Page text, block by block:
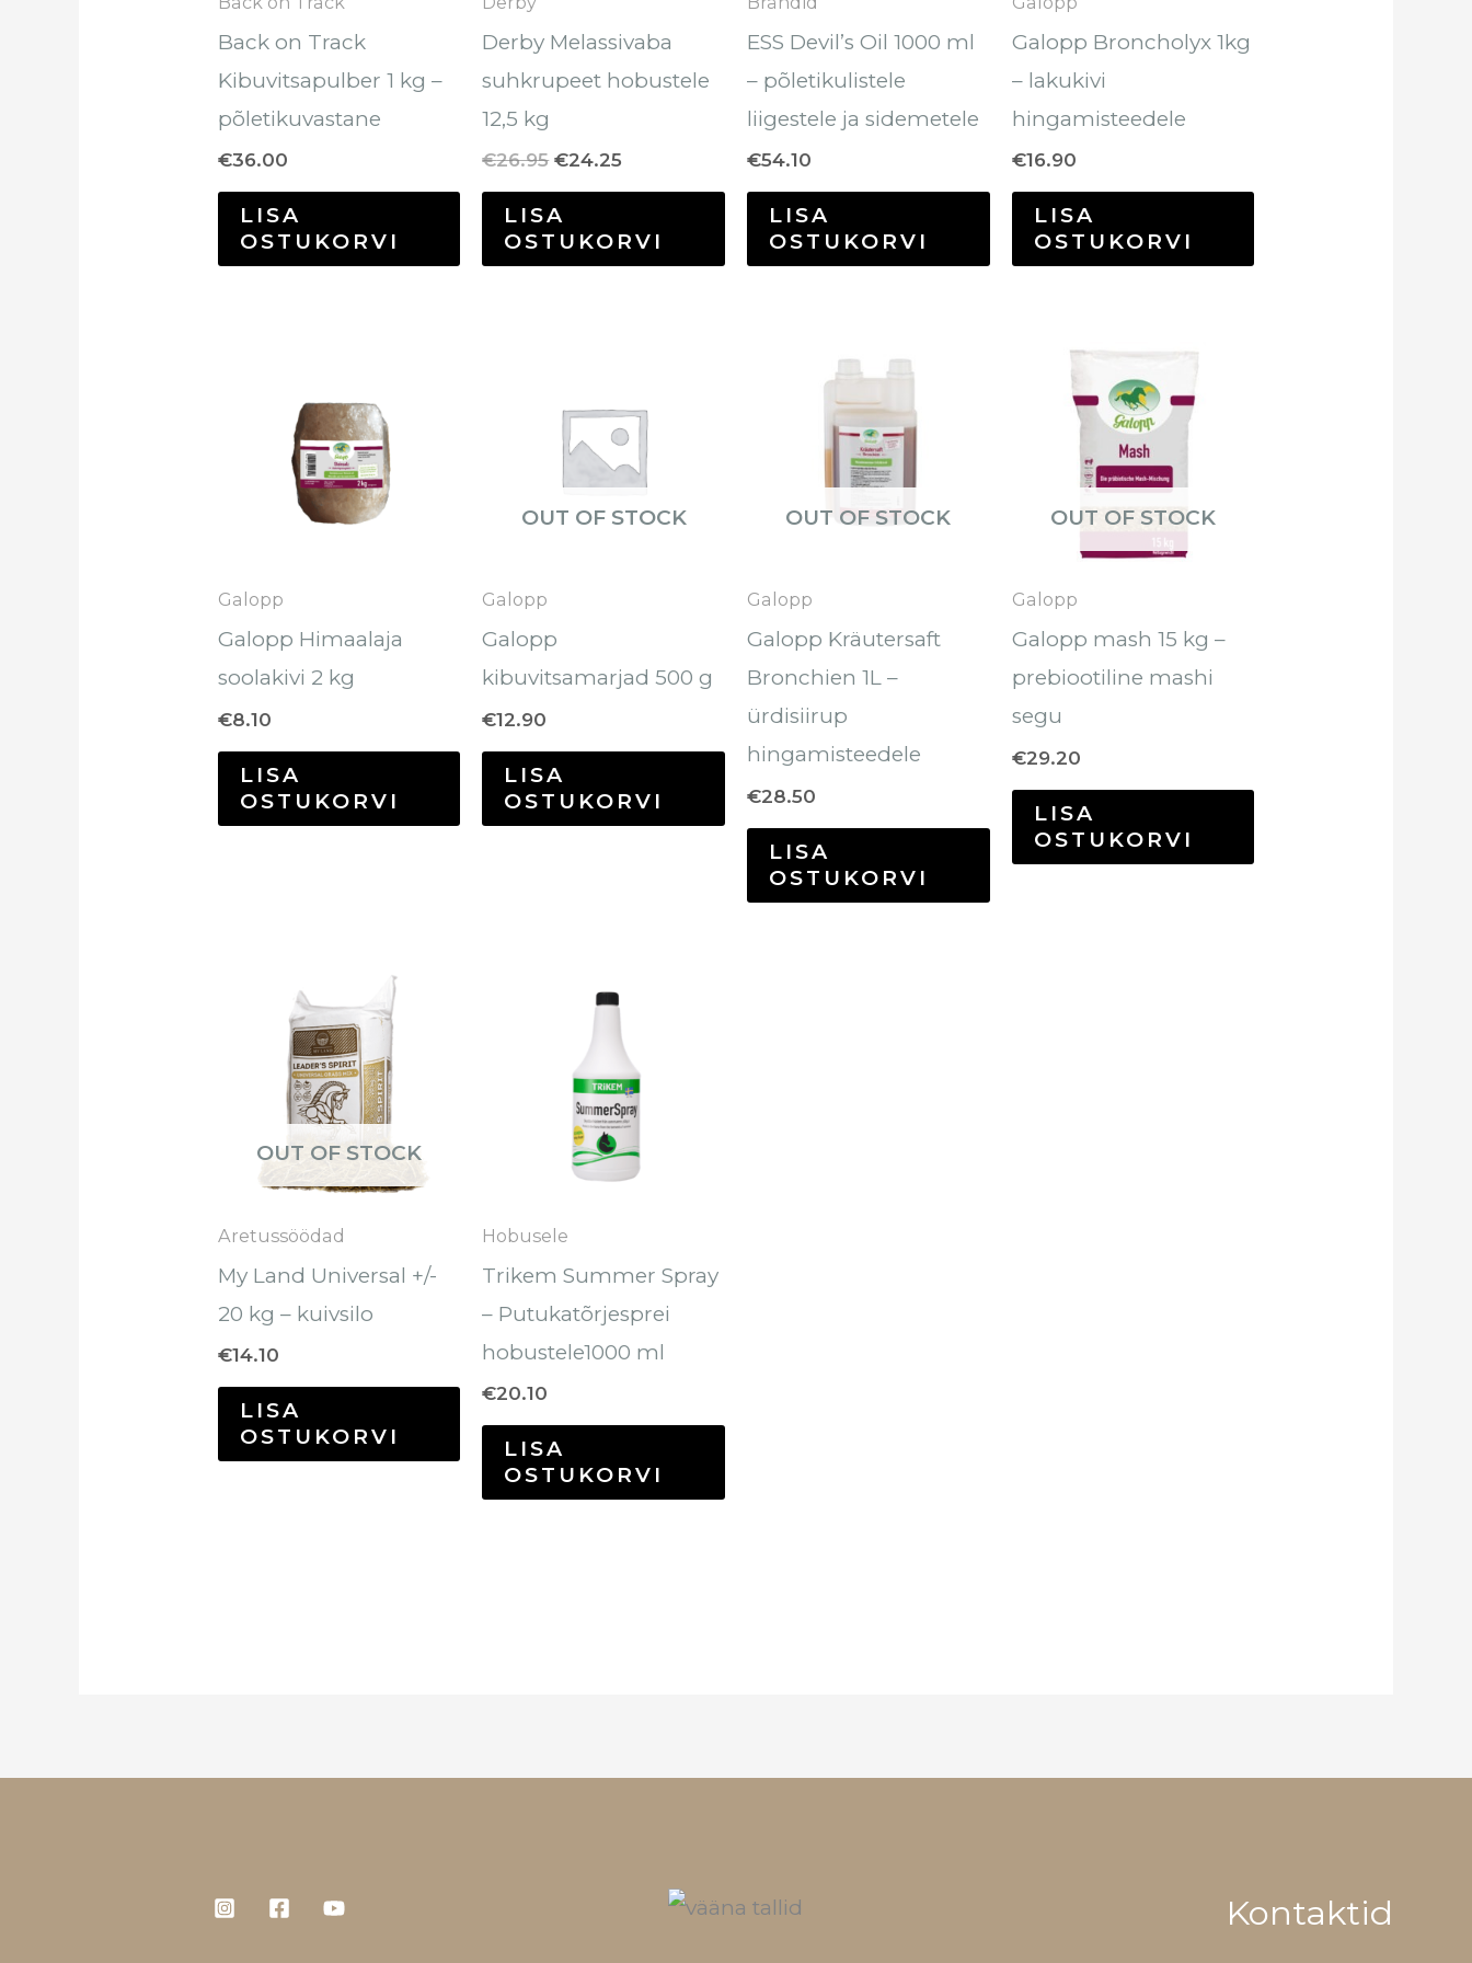
Back on Track
Kibuvitsapulber 1 kg –
põletikuvastane
€36.00
LISA
OSTUKORVI
Derby Melassivaba
suhkrupeet hobustele
12,5 kg
€26.95 €24.25
LISA
OSTUKORVI
ESS Devil’s Oil 1000 ml
– põletikulistele
liigestele ja sidemetele
€54.10
LISA
OSTUKORVI
Galopp Broncholyx 1kg
– lakukivi
hingamisteedele
€16.90
LISA
OSTUKORVI
Galopp
Galopp Himaalaja
soolakivi 2 kg
€8.10
LISA
OSTUKORVI
OUT OF STOCK
Galopp
Galopp
kibuvitsamarjad 500 g
€12.90
LISA
OSTUKORVI
OUT OF STOCK
Galopp
Galopp Kräutersaft
Bronchien 1L –
ürdisiirup
hingamisteedele
€28.50
LISA
OSTUKORVI
OUT OF STOCK
Galopp
Galopp mash 15 kg –
prebiootiline mashi
segu
€29.20
LISA
OSTUKORVI
OUT OF STOCK
Aretussöödad
My Land Universal +/-
20 kg – kuivsilo
€14.10
LISA
OSTUKORVI
Hobusele
Trikem Summer Spray
– Putukatõrjesprei
hobustele1000 ml
€20.10
LISA
OSTUKORVI
Kontaktid